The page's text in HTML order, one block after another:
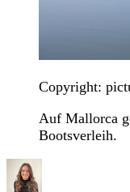
Copyright:
Auf Mallorca
Bootsverleih.